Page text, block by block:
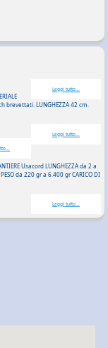
Leggi tutto...
brevettati. LUNGHEZZA 42 cm.
Leggi tutto...
Usacord LUNGHEZZA da 2 a
da 220 gr a 6.400 gr CARICO DI
Leggi tutto...